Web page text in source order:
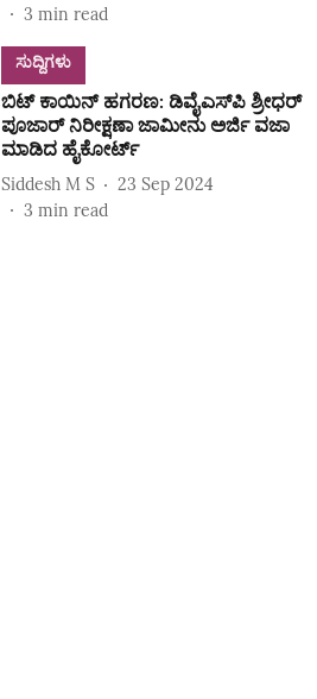
3 min read
ಸುದ್ದಿಗಳು
ಬಿಟ್‌ ಕಾಯಿನ್‌ ಹಗರಣ: ಡಿವೈಎಸ್‌ಪಿ ಶ್ರೀಧರ್‌
ಪೂಜಾರ್‌ ನಿರೀಕ್ಷಣಾ ಜಾಮೀನು ಅರ್ಜಿ ವಜಾ
ಮಾಡಿದ ಹೈಕೋರ್ಟ್
Siddesh M S
23 Sep 2024
3 min read